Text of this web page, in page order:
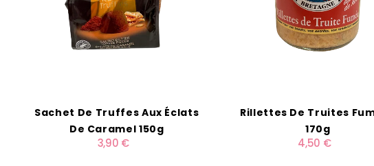
Sachet De Truffes Aux Éclats
De Caramel 150g
3,90 €
Rillettes De Truites
170g
4,50 €